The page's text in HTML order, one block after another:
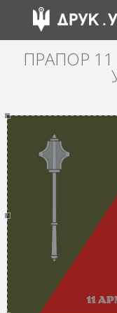
ПРАПОР